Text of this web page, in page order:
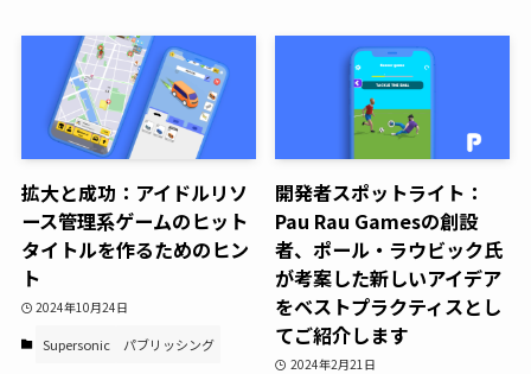
拡大と成功：アイドルリソ
ース管理系ゲームのヒット
タイトルを作るためのヒン
ト
2024年10月24日
Supersonic パブリッシング
開発者スポットライト：
Pau Rau Gamesの創設
者、ポール・ラウビック氏
が考案した新しいアイデア
をベストプラクティスとし
てご紹介します
2024年2月21日